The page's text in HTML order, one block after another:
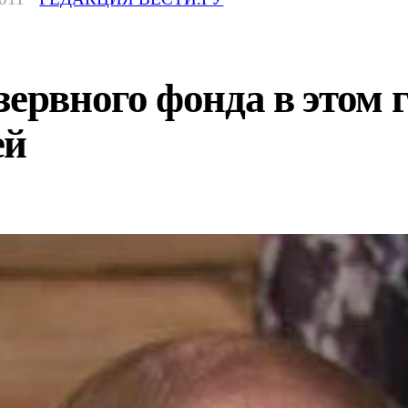
фонда в этом